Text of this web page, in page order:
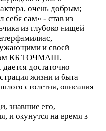
очень добрым;
себя сам» - став из
из глубоко нищей
и своей
КБ ТОЧМАШ.
достаточно
жизни и быта
столетия, описания
знавшие его,
и окунутся на время в